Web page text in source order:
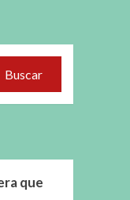
Buscar
que